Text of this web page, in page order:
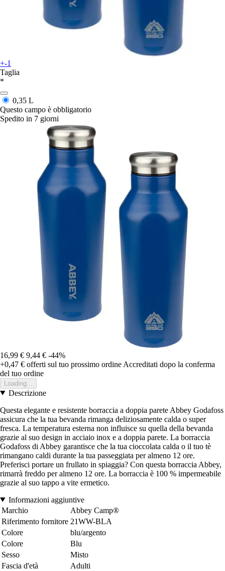
+-1
Taglia
*
0,35 L
Questo campo è obbligatorio
Spedito in 7 giorni
16,99 € 9,44 € -44%
+0,47 € offerti sul tuo prossimo ordine Accreditati dopo la conferma
del tuo ordine
Loading...
Descrizione
Questa elegante e resistente borraccia a doppia parete Abbey Godafoss
assicura che la tua bevanda rimanga deliziosamente calda o super
fresca. La temperatura esterna non influisce su quella della bevanda
grazie al suo design in acciaio inox e a doppia parete. La borraccia
Godafoss di Abbey garantisce che la tua cioccolata calda o il tuo tè
rimangano caldi durante la tua passeggiata per almeno 12 ore.
Preferisci portare un frullato in spiaggia? Con questa borraccia Abbey,
rimarrà freddo per almeno 12 ore. La borraccia è 100 % impermeabile
grazie al suo tappo a vite ermetico.
Informazioni aggiuntive
Marchio
Abbey Camp®
Riferimento fornitore 21WW-BLA
Colore
blu/argento
Colore
Blu
Sesso
Misto
Fascia d'età
Adulti